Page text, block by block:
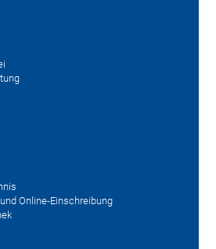
Online-Einschreibung